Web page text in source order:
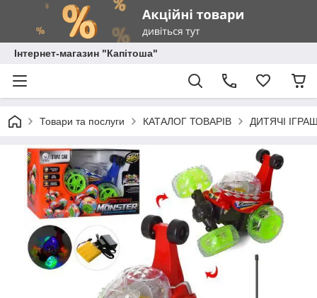
Інтернет-магазин "Капітоша"
Товари та послуги КАТАЛОГ ТОВАРІВ ДИТЯЧІ